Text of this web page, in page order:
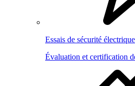
Essais de sécurité électrique
Évaluation et certification